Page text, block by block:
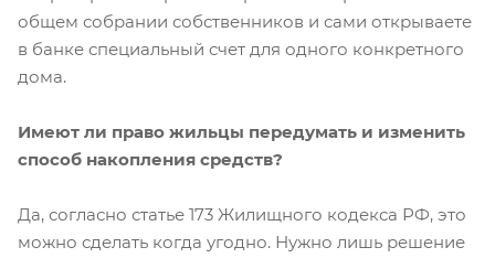
общем собрании собственников и сами открываете
в банке специальный счет для одного конкретного
дома.
Имеют ли право жильцы передумать и изменить
способ накопления средств?
Да, согласно статье 173 Жилищного кодекса РФ, это
можно сделать когда угодно. Нужно лишь решение